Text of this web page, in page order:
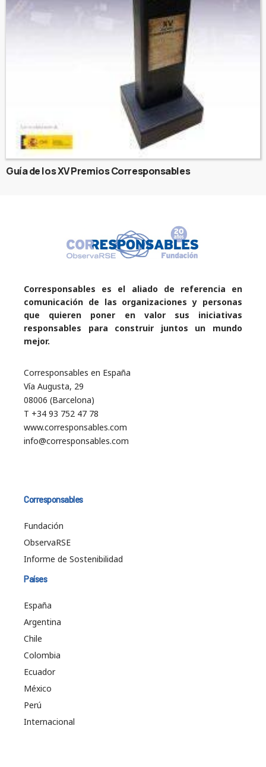
Guía de los XV Premios Corresponsables
Corresponsables es el aliado de referencia en
comunicación de las organizaciones y personas
que quieren poner en valor sus iniciativas
responsables para construir juntos un mundo
mejor.
Corresponsables en España
Vía Augusta, 29
08006 (Barcelona)
T +34 93 752 47 78
www.corresponsables.com
info@corresponsables.com
Corresponsables
Fundación
ObservaRSE
Informe de Sostenibilidad
Países
España
Argentina
Chile
Colombia
Ecuador
México
Perú
Internacional